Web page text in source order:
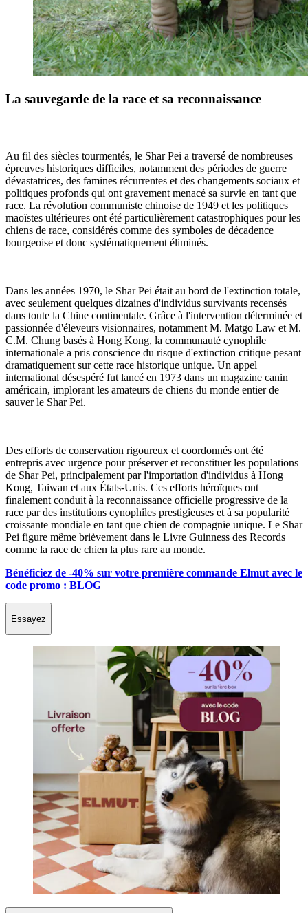
La sauvegarde de la race et sa reconnaissance
Au fil des siècles tourmentés, le Shar Pei a traversé de nombreuses
épreuves historiques difficiles, notamment des périodes de guerre
dévastatrices, des famines récurrentes et des changements sociaux et
politiques profonds qui ont gravement menacé sa survie en tant que
race. La révolution communiste chinoise de 1949 et les politiques
maoïstes ultérieures ont été particulièrement catastrophiques pour les
chiens de race, considérés comme des symboles de décadence
bourgeoise et donc systématiquement éliminés.
Dans les années 1970, le Shar Pei était au bord de l'extinction totale,
avec seulement quelques dizaines d'individus survivants recensés
dans toute la Chine continentale. Grâce à l'intervention déterminée et
passionnée d'éleveurs visionnaires, notamment M. Matgo Law et M.
C.M. Chung basés à Hong Kong, la communauté cynophile
internationale a pris conscience du risque d'extinction critique pesant
dramatiquement sur cette race historique unique. Un appel
international désespéré fut lancé en 1973 dans un magazine canin
américain, implorant les amateurs de chiens du monde entier de
sauver le Shar Pei.
Des efforts de conservation rigoureux et coordonnés ont été
entrepris avec urgence pour préserver et reconstituer les populations
de Shar Pei, principalement par l'importation d'individus à Hong
Kong, Taiwan et aux États-Unis. Ces efforts héroïques ont
finalement conduit à la reconnaissance officielle progressive de la
race par des institutions cynophiles prestigieuses et à sa popularité
croissante mondiale en tant que chien de compagnie unique. Le Shar
Pei figure même brièvement dans le Livre Guinness des Records
comme la race de chien la plus rare au monde.
Bénéficiez de -40% sur votre première commande Elmut avec le
code promo : BLOG
Essayez